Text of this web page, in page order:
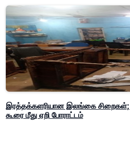
இரத்தக்களரியான இலங்கை சிறைகள்;
கூரை மீது ஏறி போராட்டம்